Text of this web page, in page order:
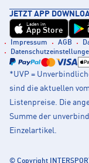
JETZT APP
Laden im
App Store
Impressum AGB
*UVP =
sind die aktuellen
Listenpreise. Die
Summe der
Einzelartikel.
© Copyright